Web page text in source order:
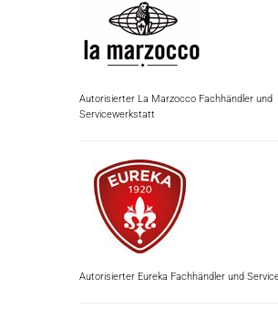
Autorisierter La Marzocco Fachhändler und
Servicewerkstatt
Autorisierter Eureka Fachhändler und